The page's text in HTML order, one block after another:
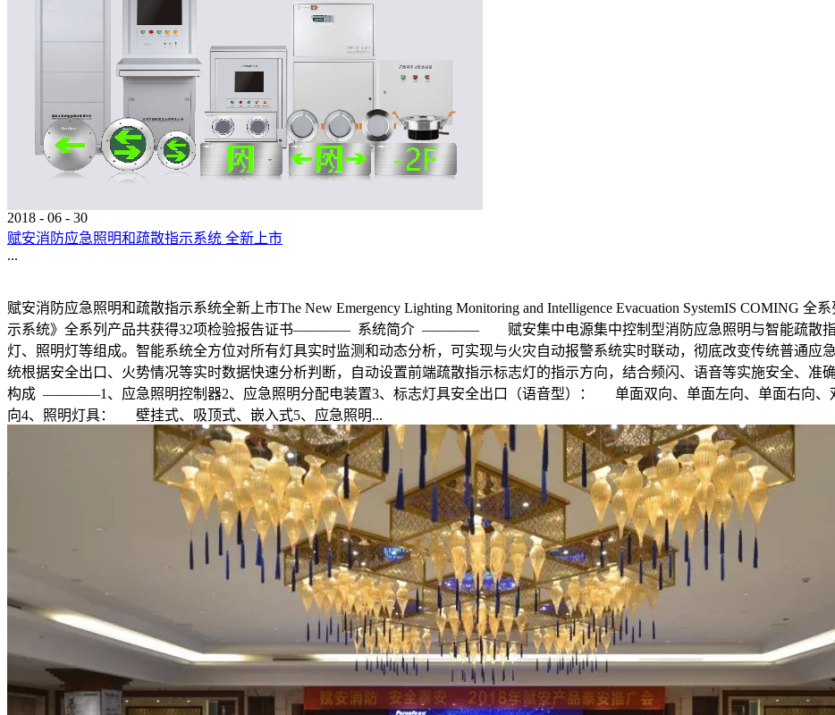
2018 - 06 - 30
赋安消防应急照明和疏散指示系统 全新上市
...
赋安消防应急照明和疏散指示系统全新上市The New Emergency Lighting Monitoring and Intelligence Evacuation SystemIS COMING
示系统》全系列产品共获得32项检验报告证书———— 系统简介 ———— 赋安集中电源集中控制型消防应急照明与智能疏散指
灯、照明灯等组成。智能系统全方位对所有灯具实时监测和动态分析，可实现与火灾自动报警系统实时联动，彻底改变传统普通应
统根据安全出口、火势情况等实时数据快速分析判断，自动设置前端疏散指示标志灯的指示方向，结合频闪、语音等实施安全
构成 ————1、应急照明控制器2、应急照明分配电装置3、标志灯具安全出口（语音型）： 单面双向、单面左向、单面右向、
向4、照明灯具： 壁挂式、吸顶式、嵌入式5、应急照明...